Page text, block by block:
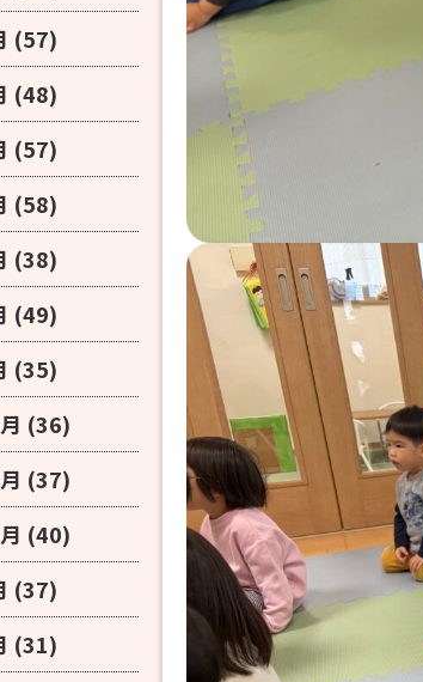
(57)
(48)
(57)
(58)
(38)
(49)
(35)
(36)
(37)
(40)
(37)
(31)